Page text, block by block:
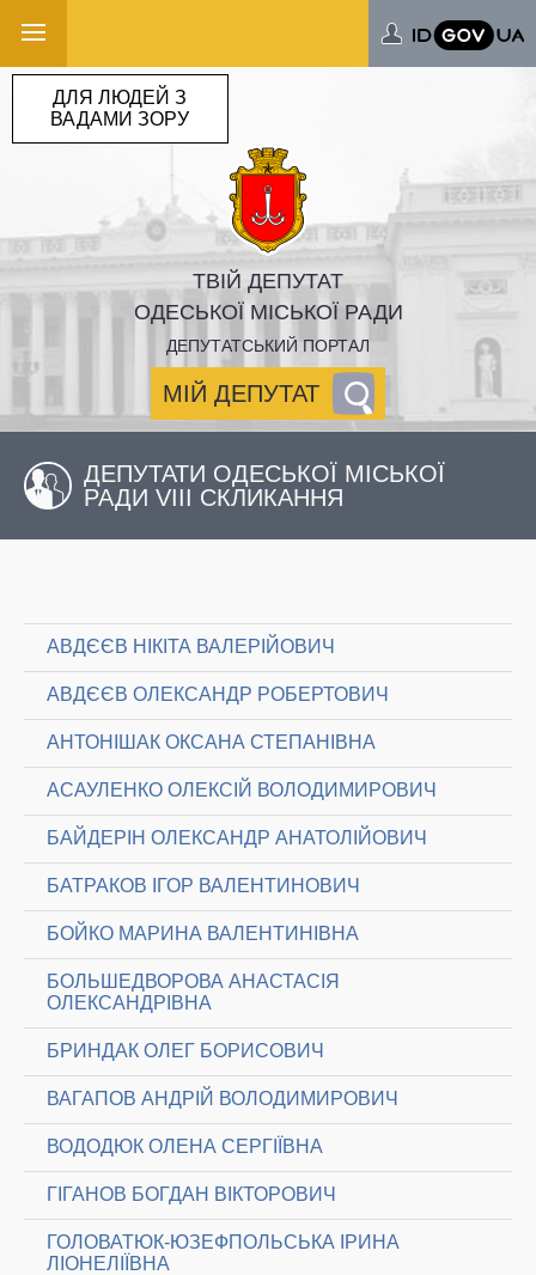
ТВІЙ ДЕПУТАТ
ОДЕСЬКОЇ МІСЬКОЇ РАДИ
ДЕПУТАТСЬКИЙ ПОРТАЛ
МІЙ ДЕПУТАТ
ДЛЯ ЛЮДЕЙ З
ВАДАМИ ЗОРУ
ДЕПУТАТИ ОДЕСЬКОЇ МІСЬКОЇ
РАДИ VIII СКЛИКАННЯ
АВДЄЄВ НІКІТА ВАЛЕРІЙОВИЧ
АВДЄЄВ ОЛЕКСАНДР РОБЕРТОВИЧ
АНТОНІШАК ОКСАНА СТЕПАНІВНА
АСАУЛЕНКО ОЛЕКСІЙ ВОЛОДИМИРОВИЧ
БАЙДЕРІН ОЛЕКСАНДР АНАТОЛІЙОВИЧ
БАТРАКОВ ІГОР ВАЛЕНТИНОВИЧ
БОЙКО МАРИНА ВАЛЕНТИНІВНА
БОЛЬШЕДВОРОВА АНАСТАСІЯ
ОЛЕКСАНДРІВНА
БРИНДАК ОЛЕГ БОРИСОВИЧ
ВАГАПОВ АНДРІЙ ВОЛОДИМИРОВИЧ
ВОДОДЮК ОЛЕНА СЕРГІЇВНА
ГІГАНОВ БОГДАН ВІКТОРОВИЧ
ГОЛОВАТЮК-ЮЗЕФПОЛЬСЬКА ІРИНА
ЛІОНЕЛІЇВНА